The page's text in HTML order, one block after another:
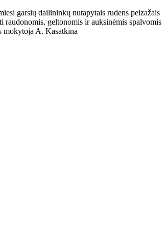
garsių dailininkų nutapytais rudens peizažais
raudonomis, geltonomis ir auksinėmis spalvomis
mokytoja A. Kasatkina